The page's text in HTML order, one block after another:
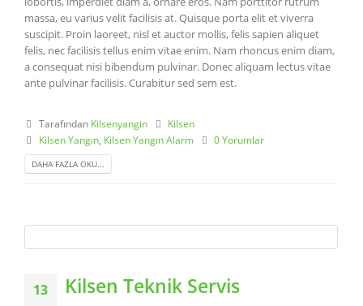
massa, eu varius velit facilisis at. Quisque porta elit et viverra
suscipit. Proin laoreet, nisl et auctor mollis, felis sapien aliquet
felis, nec facilisis tellus enim vitae enim. Nam rhoncus enim diam,
a consequat nisi bibendum pulvinar. Donec aliquam lectus vitae
ante pulvinar facilisis. Curabitur sed sem est.
Tarafından Kilsenyangin
Kilsen
Kilsen Yangın, Kilsen Yangın Alarm 0 Yorumlar
DAHA FAZLA OKU...
13 Kilsen Teknik Servis